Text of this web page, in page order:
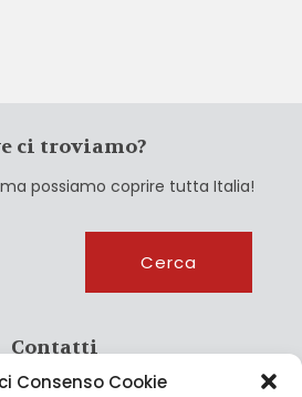
Consenso Cookie
ci troviamo?
possiamo coprire tutta Italia!
Cerca
Contatti